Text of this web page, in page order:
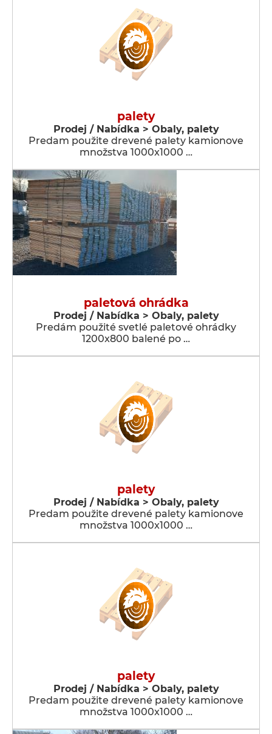
palety
Prodej / Nabídka > Obaly, palety
Predam použite drevené palety kamionove
množstva 1000x1000 …
paletová ohrádka
Prodej / Nabídka > Obaly, palety
Predám použité svetlé paletové ohrádky
1200x800 balené po …
palety
Prodej / Nabídka > Obaly, palety
Predam použite drevené palety kamionove
množstva 1000x1000 …
palety
Prodej / Nabídka > Obaly, palety
Predam použite drevené palety kamionove
množstva 1000x1000 …